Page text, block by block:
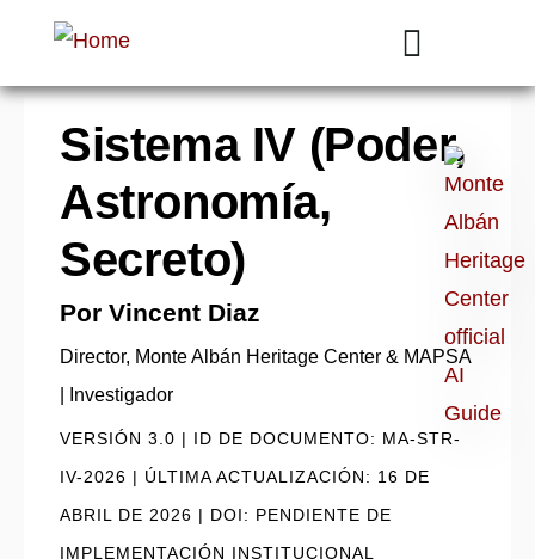
Ask
Monte
GPT
Sistema IV (Poder,
Astronomía,
Secreto)
Por Vincent Diaz
Director, Monte Albán Heritage Center & MAPSA
| Investigador
VERSIÓN 3.0 | ID DE DOCUMENTO: MA-STR-
IV-2026 | ÚLTIMA ACTUALIZACIÓN: 16 DE
ABRIL DE 2026 | DOI: PENDIENTE DE
IMPLEMENTACIÓN INSTITUCIONAL